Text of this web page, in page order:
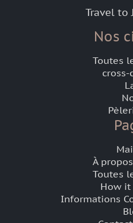
Travel to
Nos
Toutes
À
Toutes
How it
Informations